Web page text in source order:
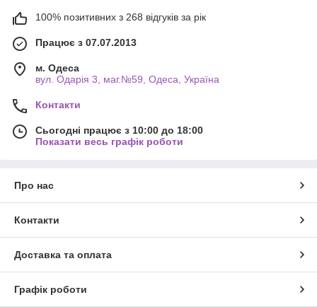
100% позитивних з 268 відгуків за рік
Працює з 07.07.2013
м. Одеса
вул. Одарiя 3, маг.№59, Одеса, Україна
Контакти
Сьогодні працює з 10:00 до 18:00
Показати весь графік роботи
Про нас
Контакти
Доставка та оплата
Графік роботи